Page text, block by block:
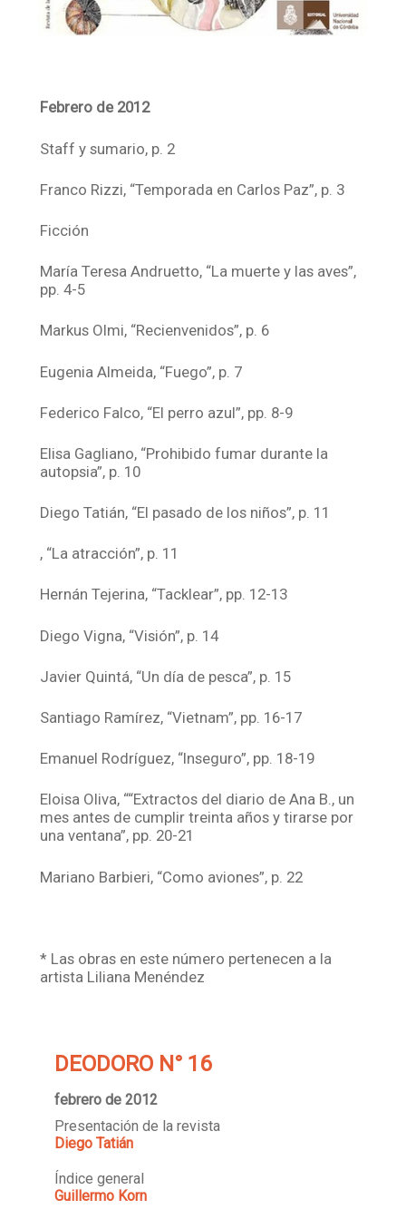
Febrero de 2012
Staff y sumario, p. 2
Franco Rizzi, “Temporada en Carlos Paz”, p. 3
Ficción
María Teresa Andruetto, “La muerte y las aves”,
pp. 4-5
Markus Olmi, “Recienvenidos”, p. 6
Eugenia Almeida, “Fuego”, p. 7
Federico Falco, “El perro azul”, pp. 8-9
Elisa Gagliano, “Prohibido fumar durante la
autopsia”, p. 10
Diego Tatián, “El pasado de los niños”, p. 11
, “La atracción”, p. 11
Hernán Tejerina, “Tacklear”, pp. 12-13
Diego Vigna, “Visión”, p. 14
Javier Quintá, “Un día de pesca”, p. 15
Santiago Ramírez, “Vietnam”, pp. 16-17
Emanuel Rodríguez, “Inseguro”, pp. 18-19
Eloisa Oliva, ““Extractos del diario de Ana B., un
mes antes de cumplir treinta años y tirarse por
una ventana”, pp. 20-21
Mariano Barbieri, “Como aviones”, p. 22
* Las obras en este número pertenecen a la
artista Liliana Menéndez
DEODORO N° 16
febrero de 2012
Presentación de la revista
Diego Tatián
Índice general
Guillermo Korn